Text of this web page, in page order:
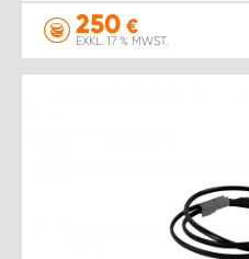
250 €
EXKL. 17 % MWST.